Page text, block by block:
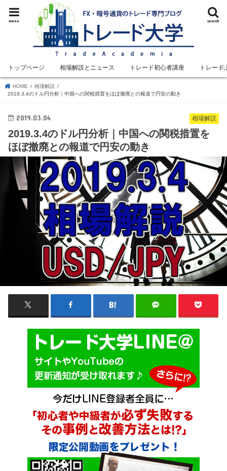
search
menu
トップページ 相場解説とニュース トレード初心者講座 トレード
HOME
相場解説
2019.3.4のドル円分析｜中国への関税措置をほぼ撤廃との報道で円安の動き
相場解説
2019.03.04
2019.3.4のドル円分析｜中国への関税措置を
ほぼ撤廃との報道で円安の動き